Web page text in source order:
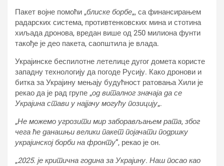
Пакет војне помоћи „блиске борбе„, са финансирањем
радарских система, противтенковских мина и стотина
хиљада дронова, вредан више од 250 милиона фунти
такође је део пакета, саопштила је влада.
Украјинске беспилотне летелице дугог домета користе
западну технологију да погоде Русију. Како дронови и
битка за Украјину мењају будућност ратовања Хили је
рекао да је рад групе „од виталног значаја да се
Украјина стави у најјачу могућу позицију„.
„Не можемо угрозити мир заборављањем рата, због
чега ће данашњи велики пакет појачати подршку
украјинској борби на фронту“, рекао је он.
„2025. је критична година за Украјину. Наш посао као